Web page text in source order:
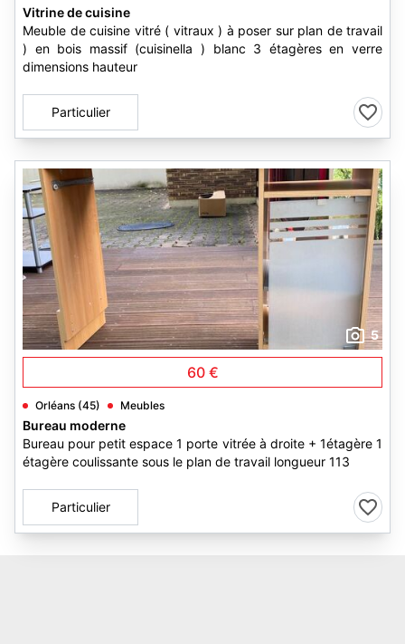
Vitrine de cuisine
Meuble de cuisine vitré ( vitraux ) à poser sur plan de travail
) en bois massif (cuisinella ) blanc 3 étagères en verre
dimensions hauteur
Particulier
5
60 €
Orléans (45) Meubles
Bureau moderne
Bureau pour petit espace 1 porte vitrée à droite + 1étagère 1
étagère coulissante sous le plan de travail longueur 113
Particulier